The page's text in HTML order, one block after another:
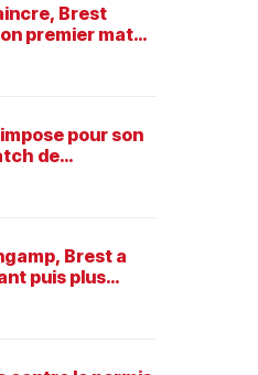
Brest
premier match
contre
pour son
de
Brest a
puis plus